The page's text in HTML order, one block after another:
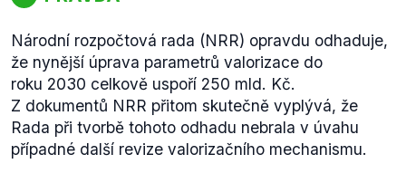
Národní rozpočtová rada (NRR) opravdu odhaduje,
že nynější úprava parametrů valorizace do
roku 2030 celkově uspoří 250 mld. Kč.
Z dokumentů NRR přitom skutečně vyplývá, že
Rada při tvorbě tohoto odhadu nebrala v úvahu
případné další revize valorizačního mechanismu.